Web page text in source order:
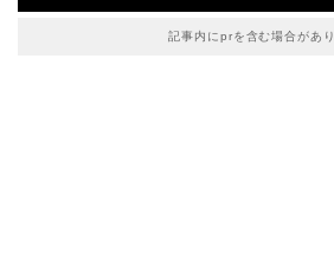
記事内にprを含む場合があ